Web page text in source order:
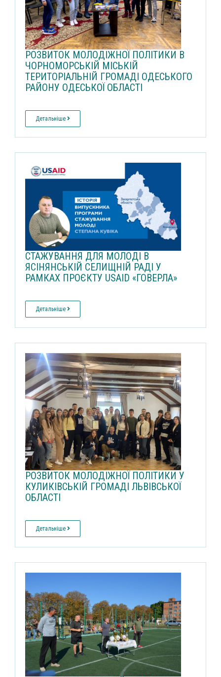
РОЗВИТОК МОЛОДІЖНОЇ ПОЛІТИКИ В
ЧОРНОМОРСЬКІЙ МІСЬКІЙ
ТЕРИТОРІАЛЬНІЙ ГРОМАДІ ОДЕСЬКОГО
РАЙОНУ ОДЕСЬКОЇ ОБЛАСТІ
Детальніше
СТАЖУВАННЯ ДЛЯ МОЛОДІ В
ЯСІНЯНСЬКІЙ СЕЛИЩНІЙ РАДІ У
РАМКАХ ПРОЄКТУ USAID «ГОВЕРЛА»
Детальніше
РОЗВИТОК МОЛОДІЖНОЇ ПОЛІТИКИ У
КУЛИКІВСЬКІЙ ГРОМАДІ ЛЬВІВСЬКОЇ
ОБЛАСТІ
Детальніше